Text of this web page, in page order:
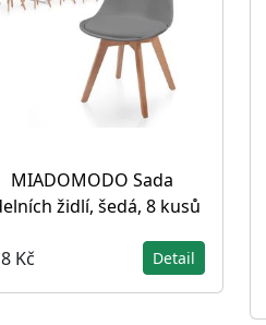
MIADOMODO Sada
židlí, šedá, 8 kusů
Kč Detail